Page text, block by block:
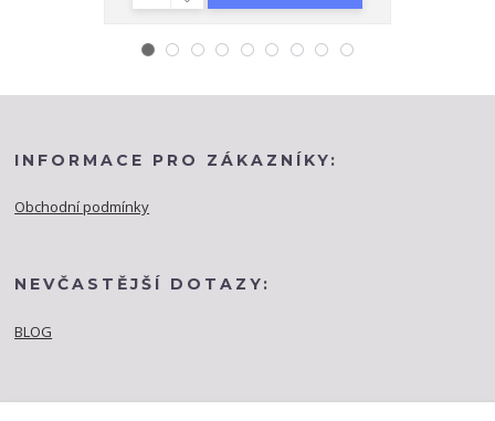
INFORMACE PRO ZÁKAZNÍKY:
Obchodní podmínky
NEVČASTĚJŠÍ DOTAZY:
BLOG